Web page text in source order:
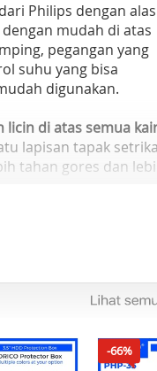
Philips dengan alas
mudah di atas
pegangan yang
suhu yang bisa
digunakan.
licin di atas semua
lapisan tapak
tahan gores dan
untuk
untuk
di antara kancing,
di sepanjang
-66%